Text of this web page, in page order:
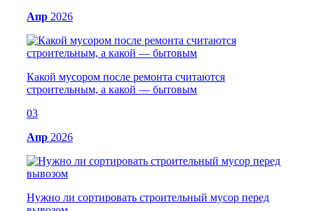
Апр 2026
Какой мусором после ремонта считаются
строительным, а какой — бытовым
03
Апр 2026
Нужно ли сортировать строительный мусор перед